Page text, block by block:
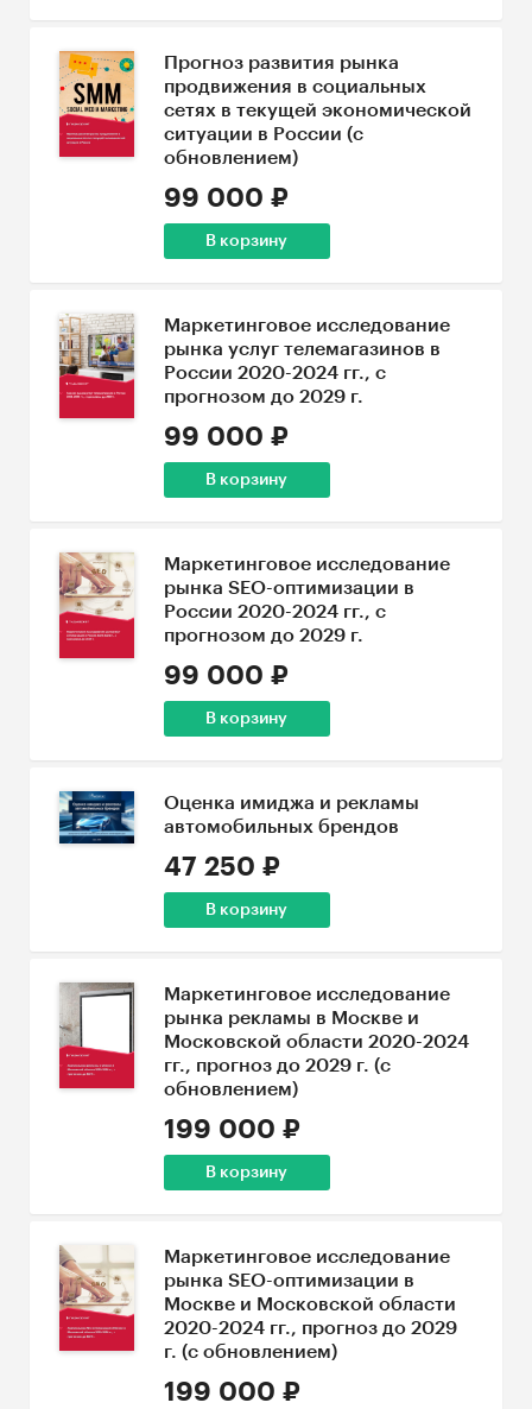
Прогноз развития рынка
продвижения в социальных
сетях в текущей экономической
ситуации в России (с
обновлением)
99 000 ₽
В корзину
Маркетинговое исследование
рынка услуг телемагазинов в
России 2020-2024 гг., с
прогнозом до 2029 г.
99 000 ₽
В корзину
Маркетинговое исследование
рынка SEO-оптимизации в
России 2020-2024 гг., с
прогнозом до 2029 г.
99 000 ₽
В корзину
Оценка имиджа и рекламы
автомобильных брендов
47 250 ₽
В корзину
Маркетинговое исследование
рынка рекламы в Москве и
Московской области 2020-2024
гг., прогноз до 2029 г. (с
обновлением)
199 000 ₽
В корзину
Маркетинговое исследование
рынка SEO-оптимизации в
Москве и Московской области
2020-2024 гг., прогноз до 2029
г. (с обновлением)
199 000 ₽